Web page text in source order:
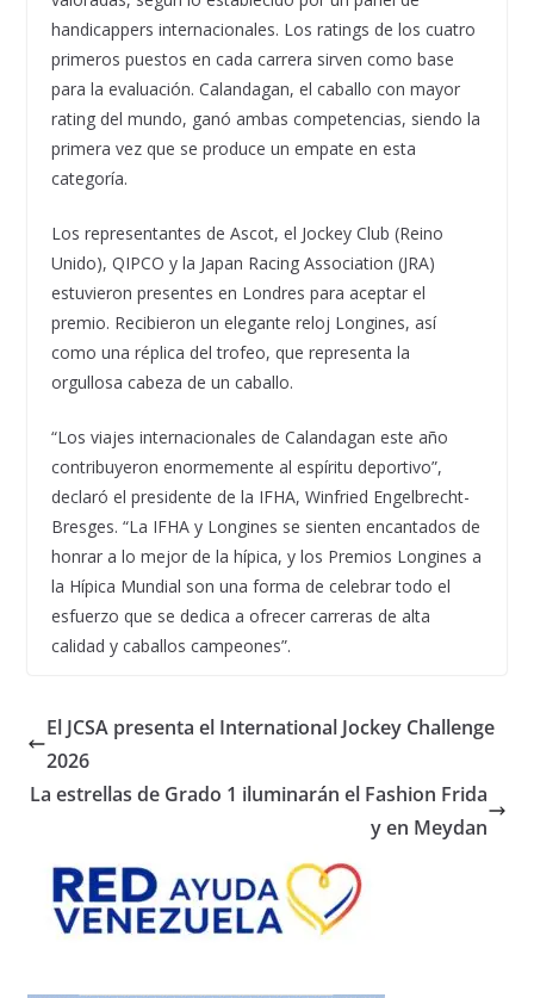
handicappers internacionales. Los ratings de los cuatro
primeros puestos en cada carrera sirven como base
para la evaluación. Calandagan, el caballo con mayor
rating del mundo, ganó ambas competencias, siendo la
primera vez que se produce un empate en esta
categoría.
Los representantes de Ascot, el Jockey Club (Reino
Unido), QIPCO y la Japan Racing Association (JRA)
estuvieron presentes en Londres para aceptar el
premio. Recibieron un elegante reloj Longines, así
como una réplica del trofeo, que representa la
orgullosa cabeza de un caballo.
“Los viajes internacionales de Calandagan este año
contribuyeron enormemente al espíritu deportivo”,
declaró el presidente de la IFHA, Winfried Engelbrecht-
Bresges. “La IFHA y Longines se sienten encantados de
honrar a lo mejor de la hípica, y los Premios Longines a
la Hípica Mundial son una forma de celebrar todo el
esfuerzo que se dedica a ofrecer carreras de alta
calidad y caballos campeones”.
El JCSA presenta el International Jockey Challenge
2026
La estrellas de Grado 1 iluminarán el Fashion Frida
y en Meydan